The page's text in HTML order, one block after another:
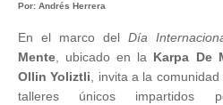
Por: Andrés Herrera
En el marco del Día
Mente, ubicado en la Karpa De
Ollin Yoliztli, invita a la
talleres únicos impartidos